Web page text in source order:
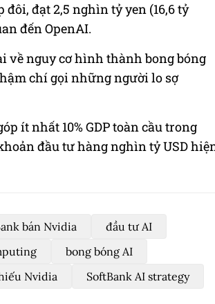
đạt 2,5 nghìn tỷ yen (16,6 tỷ
đến OpenAI.
về nguy cơ hình thành bong bóng
chí gọi những người lo sợ
ít nhất 10% GDP toàn cầu trong
đầu tư hàng nghìn tỷ USD
bán Nvidia
đầu tư AI
bong bóng AI
Nvidia
SoftBank AI strategy